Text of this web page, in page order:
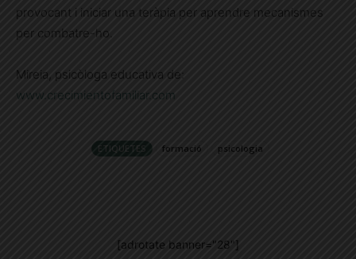
provocant i iniciar una teràpia per aprendre mecanismes
per combatre-ho.
Mireia, psicòloga educativa de:
www.crecimientofamiliar.com
ETIQUETES formació psicologia
[adrotate banner="28"]